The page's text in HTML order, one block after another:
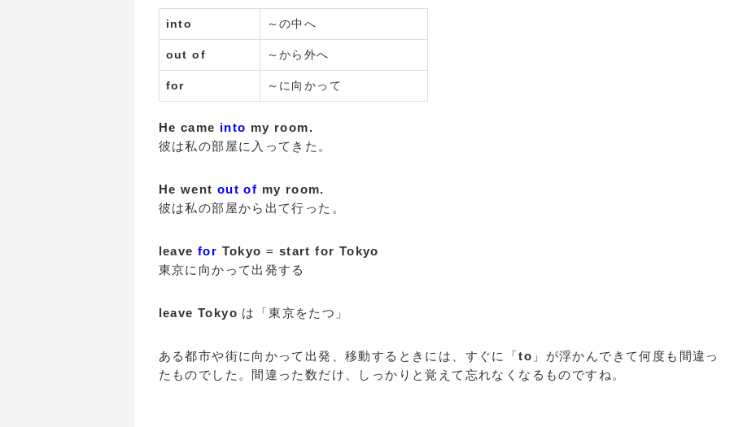
into ～の中へ
out of ～から外へ
for ～に向かって
He came into my room.
彼は私の部屋に入ってきた。
He went out of my room.
彼は私の部屋から出て行った。
leave for Tokyo = start for Tokyo
東京に向かって出発する
leave Tokyo は「東京をたつ」
ある都市や街に向かって出発、移動するときには、すぐに「to 」が浮かんできて何度も間違っ
たものでした。間違った数だけ、しっかりと覚えて忘れなくなるものですね。